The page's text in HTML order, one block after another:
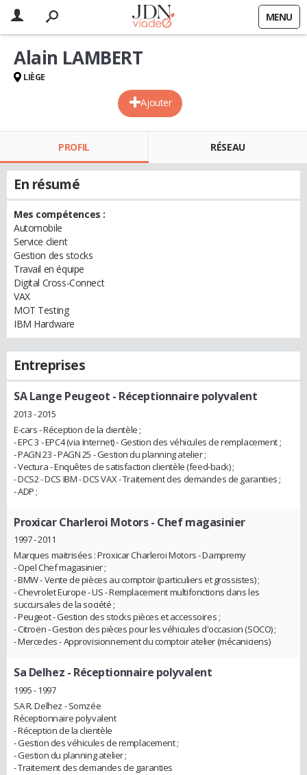
MENU
Ajouter
Alain LAMBERT
LIÈGE
PROFIL RÉSEAU
En résumé
Mes compétences :
Automobile
Service client
Gestion des stocks
Travail en équipe
Digital Cross-Connect
VAX
MOT Testing
IBM Hardware
Entreprises
SA Lange Peugeot - Réceptionnaire polyvalent
2013 - 2015
E-cars - Réception de la clientèle ;
- EPC 3 - EPC4 (via Internet) - Gestion des véhicules de remplacement ;
- PAGN 23 - PAGN 25 - Gestion du planning atelier ;
- Vectura - Enquêtes de satisfaction clientèle (feed-back) ;
- DCS2 - DCS IBM - DCS VAX - Traitement des demandes de garanties ;
- ADP ;
Proxicar Charleroi Motors- Chef magasinier
1997 - 2011
Marques maitrisées : Proxicar Charleroi Motors - Dampremy
- Opel Chef magasinier ;
- BMW - Vente de pièces au comptoir (particuliers et grossistes) ;
- Chevrolet Europe - US - Remplacement multifonctions dans les
succursales de la société ;
- Peugeot - Gestion des stocks pièces et accessoires ;
- Citroën - Gestion des pièces pour les véhicules d'occasion (SOCO) ;
- Mercedes - Approvisionnement du comptoir atelier (mécaniciens)
Sa Delhez - Réceptionnaire polyvalent
1995 - 1997
SA R. Delhez - Somzée
Réceptionnaire polyvalent
- Réception de la clientèle
- Gestion des véhicules de remplacement ;
- Gestion du planning atelier ;
- Traitement des demandes de garanties